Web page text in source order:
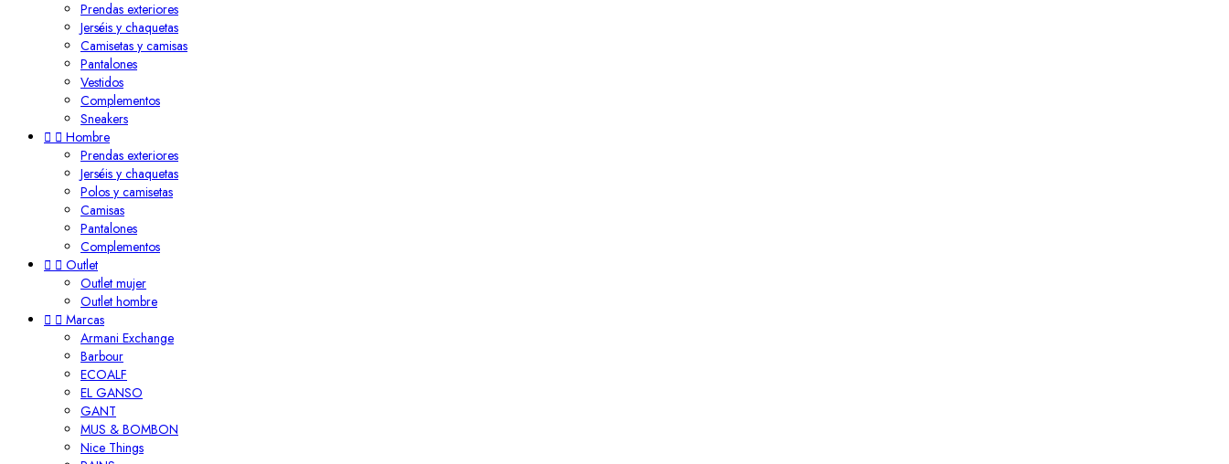
Prendas exteriores
Jerséis y chaquetas
Camisetas y camisas
Pantalones
Vestidos
Complementos
Sneakers
  Hombre
Prendas exteriores
Jerséis y chaquetas
Polos y camisetas
Camisas
Pantalones
Complementos
  Outlet
Outlet mujer
Outlet hombre
  Marcas
Armani Exchange
Barbour
ECOALF
EL GANSO
GANT
MUS & BOMBON
Nice Things